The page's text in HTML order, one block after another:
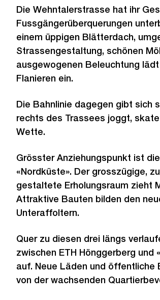
Die Wehntalerstrasse hat ihr
Fussgängerüberquerungen
einem üppigen Blätterdach,
Strassengestaltung, schönen
ausgewogenen Beleuchtung
Flanieren ein.
Die Bahnlinie dagegen gibt sich
rechts des Trassees joggt,
Wette.
Grösster Anziehungspunkt ist
«Nordküste». Der grosszügige,
gestaltete Erholungsraum zieht
Attraktive Bauten bilden den
Unteraffoltern.
Quer zu diesen drei längs
zwischen ETH Hönggerberg
auf. Neue Läden und öffentliche
von der wachsenden